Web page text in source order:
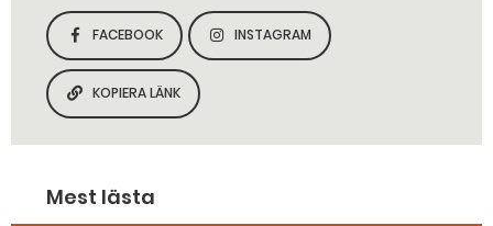
DELA SIDAN PÅ
FACEBOOK
DELA SIDAN PÅ
INSTAGRAM
KOPIERA SIDANS LÄNK
KOPIERA LÄNK
Mest lästa